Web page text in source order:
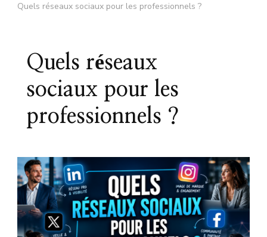
Quels réseaux sociaux pour les professionnels ?
Quels réseaux
sociaux pour les
professionnels ?